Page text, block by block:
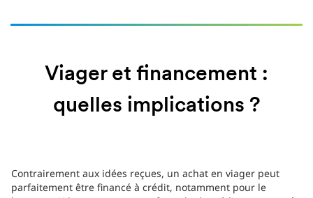
Viager et financement :
quelles implications ?
Contrairement aux idées reçues, un achat en viager peut
parfaitement être financé à crédit, notamment pour le